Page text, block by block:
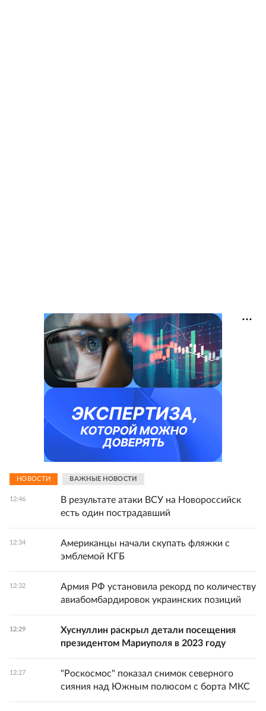
НОВОСТИ ВАЖНЫЕ НОВОСТИ
12:46
В результате атаки ВСУ на Новороссийск
есть один пострадавший
12:34
Американцы начали скупать фляжки с
эмблемой КГБ
12:32
Армия РФ установила рекорд по количеству
авиабомбардировок украинских позиций
12:29
Хуснуллин раскрыл детали посещения
президентом Мариуполя в 2023 году
12:27
"Роскосмос" показал снимок северного
сияния над Южным полюсом с борта МКС